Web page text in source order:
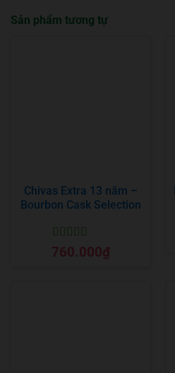
Sản phẩm tương tự
Chivas Extra 13 năm –
Bourbon Cask Selection
Được xếp
hạng55 sao
760.000₫